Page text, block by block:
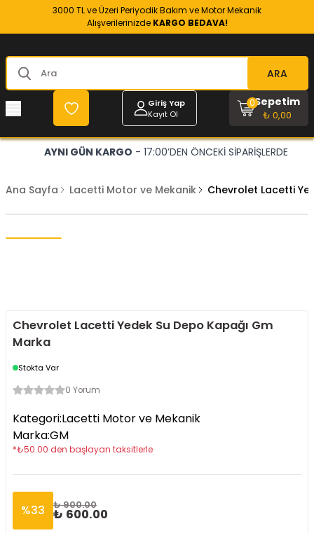
3000 TL ve Üzeri Periyodik Bakım ve Motor Mekanik
Alışverilerinizde KARGO BEDAVA!
ARA
Giriş Yap
Kayıt Ol
Sepetim
₺ 0,00
0
AYNI GÜN KARGO - 17:00’DEN ÖNCEKİ SİPARİŞLERDE
Ana Sayfa Lacetti Motor ve Mekanik Chevrolet Lacetti
Chevrolet Lacetti Yedek Su Depo Kapağı Gm
Marka
Stokta Var
0 Yorum
Kategori:Lacetti Motor ve Mekanik
Marka:GM
*₺50.00 den başlayan taksitlerle
%33 ₺ 900.00
₺ 600.00